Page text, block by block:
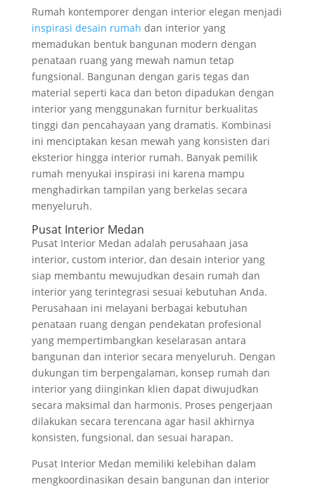
Rumah kontemporer dengan interior elegan menjadi
inspirasi desain rumah dan interior yang
memadukan bentuk bangunan modern dengan
penataan ruang yang mewah namun tetap
fungsional. Bangunan dengan garis tegas dan
material seperti kaca dan beton dipadukan dengan
interior yang menggunakan furnitur berkualitas
tinggi dan pencahayaan yang dramatis. Kombinasi
ini menciptakan kesan mewah yang konsisten dari
eksterior hingga interior rumah. Banyak pemilik
rumah menyukai inspirasi ini karena mampu
menghadirkan tampilan yang berkelas secara
menyeluruh.
Pusat Interior Medan
Pusat Interior Medan adalah perusahaan jasa
interior, custom interior, dan desain interior yang
siap membantu mewujudkan desain rumah dan
interior yang terintegrasi sesuai kebutuhan Anda.
Perusahaan ini melayani berbagai kebutuhan
penataan ruang dengan pendekatan profesional
yang mempertimbangkan keselarasan antara
bangunan dan interior secara menyeluruh. Dengan
dukungan tim berpengalaman, konsep rumah dan
interior yang diinginkan klien dapat diwujudkan
secara maksimal dan harmonis. Proses pengerjaan
dilakukan secara terencana agar hasil akhirnya
konsisten, fungsional, dan sesuai harapan.
Pusat Interior Medan memiliki kelebihan dalam
mengkoordinasikan desain bangunan dan interior